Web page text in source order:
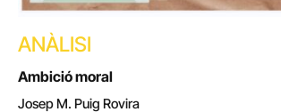
ANÀLISI
Ambició moral
Josep M. Puig Rovira